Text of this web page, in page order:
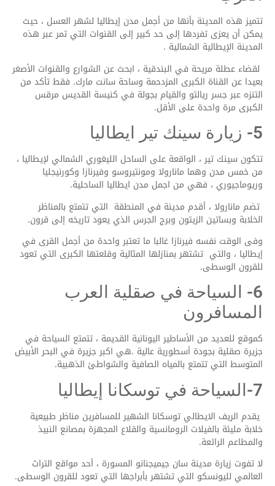
تتميز هذه المدينة بأنها من أجمل مدن إيطاليا لشهر العسل ، حيث
يمكن أن يعزى تفردها إلى حد كبير إلى القنوات التي تمر عبر هذه
المدينة الإيطالية الشمالية .
لقضاء عطلة مريحة في البندقية ، ابحث عن الشوارع والقنوات الأصغر
بعيدا عن القناة الكبرى المزدحمة وساحة سانت مارك. فقط تأكد من
التنزه عبر جسر ريالتو والقيام بجولة في كنيسة القديس مرقس
الكبرى مرة واحدة على الأقل.
5- زيارة سينك تير ايطاليا
تتكون سينك تير ، الواقعة على الساحل الليغوري الشمالي لإيطاليا ،
من خمس مدن وهما مانارولا ومونتيروسو وفيرنازا وكورنيجليا
وريوماجيوري ، فهي من اجمل مدن ايطاليا الساحلية.
تضم مانارولا ، أقدم مدينة في المنطقة التي تتمتع بالمناظر
الخلابة وبساتين الزيتون وبرج الجرس الذي يعود تاريخه إلى قرون.
وفى الوقت نفسه فيرنازا غالبا ما تعتبر واحدة من أجمل القرى في
إيطاليا ، والتي تشتهر بمنازلها المثالية وقلعتها الكبرى التي تعود
للقرون الوسطى.
6- السياحة في صقلية العرب
المسافرون
كموقع للعديد من الأساطير اليونانية القديمة ، تتمتع السياحة في
جزيرة صقلية بجودة أسطورية عالية .هي اكبر جزيرة في البحر الأبيض
المتوسط التي تتمتع بالمياه الصافية والشواطئ الذهبية.
7-السياحة في توسكانا إيطاليا
يقدم الريف الايطالي توسكانا الشهير للمسافرين مناظر طبيعية
خلابة مليئة بالفيلات الرومانسية والقلاع المجهزة بمصانع النبيذ
والمطاعم الرائعة.
لا تفوت زيارة مدينة سان جيميجنانو المسورة ، أحد مواقع التراث
العالمي لليونسكو التي تشتهر بأبراجها التي تعود للقرون الوسطى.